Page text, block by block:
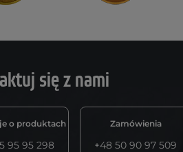
się z nami
o produktach
95 95 298
Zamówienia
+48 50 90 97 509